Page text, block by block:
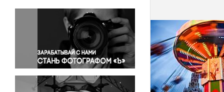
Окружающая среда
Политика
Правосудие
Происшествия и конфликты
Религия
Светская жизнь
Спорт